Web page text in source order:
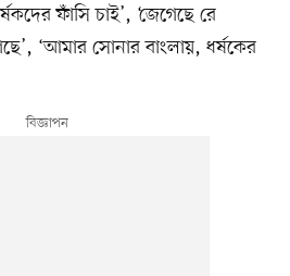
ফাঁসি চাই’, ‘জেগেছে রে
‘আমার সোনার বাংলায়, ধর্ষকের